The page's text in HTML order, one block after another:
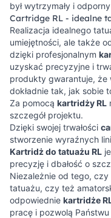
był wytrzymały i
Cartridge RL - idealne
Realizacja idealnego
umiejętności, ale także
dzięki profesjonalnym
uzyskać precyzyjne i
produkty gwarantuje,
dokładnie tak, jak sobie
Za pomocą kartridży RL
szczegół projektu.
Dzięki swojej trwałości
stworzenie wyraźnych
Kartridż do tatuażu RL
precyzję i dbałość o
Niezależnie od tego,
tatuażu, czy też
odpowiednie kartridże
pracę i pozwolą